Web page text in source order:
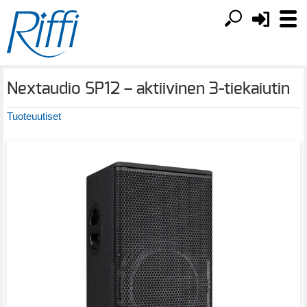
Nextaudio SP12 – aktiivinen 3-tiekaiutin
Tuoteuutiset